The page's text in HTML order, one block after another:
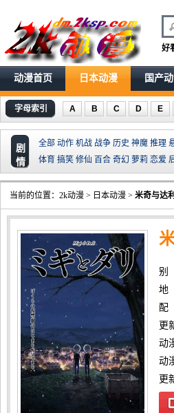
好
动漫首页 日本动漫 国产
字母索引 A B C D E
剧
情
全部 动作 机战 战争 历史 神魔 推理
体育 搞笑 修仙 百合 奇幻 萝莉 恋爱
当前的位置： 2k动漫 > 日本动漫 > 米奇与达利
别
地
配
更
动
动
更